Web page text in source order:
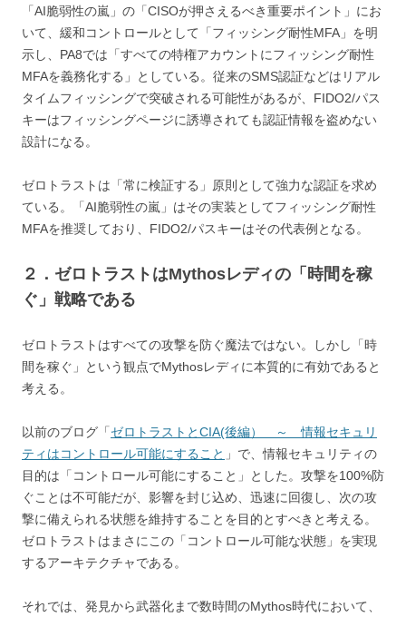
「AI脆弱性の嵐」の「CISOが押さえるべき重要ポイント」にお
いて、緩和コントロールとして「フィッシング耐性MFA」を明
示し、PA8では「すべての特権アカウントにフィッシング耐性
MFAを義務化する」としている。従来のSMS認証などはリアル
タイムフィッシングで突破される可能性があるが、FIDO2/パス
キーはフィッシングページに誘導されても認証情報を盗めない
設計になる。
ゼロトラストは「常に検証する」原則として強力な認証を求め
ている。「AI脆弱性の嵐」はその実装としてフィッシング耐性
MFAを推奨しており、FIDO2/パスキーはその代表例となる。
２．ゼロトラストはMythosレディの「時間を稼
ぐ」戦略である
ゼロトラストはすべての攻撃を防ぐ魔法ではない。しかし「時
間を稼ぐ」という観点でMythosレディに本質的に有効であると
考える。
以前のブログ「ゼロトラストとCIA(後編） ～ 情報セキュリ
ティはコントロール可能にすること 」で、情報セキュリティの
目的は「コントロール可能にすること」とした。攻撃を100%防
ぐことは不可能だが、影響を封じ込め、迅速に回復し、次の攻
撃に備えられる状態を維持することを目的とすべきと考える。
ゼロトラストはまさにこの「コントロール可能な状態」を実現
するアーキテクチャである。
それでは、発見から武器化まで数時間のMythos時代において、